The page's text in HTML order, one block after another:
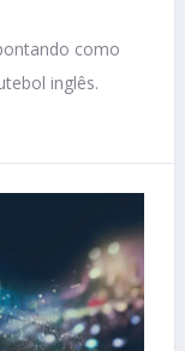
como
inglês.